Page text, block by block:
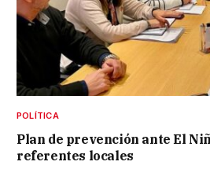
POLÍTICA
Plan de prevención ante El
referentes locales